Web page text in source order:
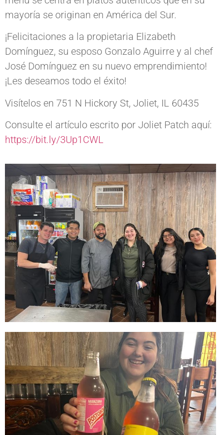
mayoría se originan en América del Sur.
¡Felicitaciones a la propietaria Elizabeth
Domínguez, su esposo Gonzalo Aguirre y al chef
José Domínguez en su nuevo emprendimiento!
¡Les deseamos todo el éxito!
Visítelos en 751 N Hickory St, Joliet, IL 60435
Consulte el artículo escrito por Joliet Patch aquí:
https://bit.ly/3Up1CWL